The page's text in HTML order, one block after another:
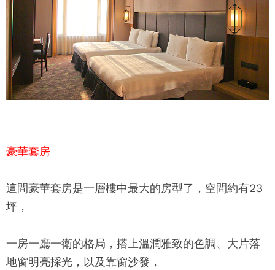
豪華套房
這間豪華套房是一層樓中最大的房型了，空間約有23
坪，
一房一廳一衛的格局，搭上溫潤雅致的色調、大片落
地窗明亮採光，以及靠窗沙發，